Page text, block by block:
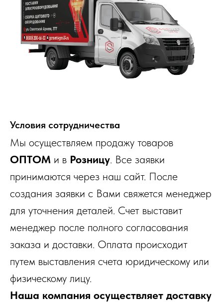
Условия сотрудничества
Мы осуществляем продажу товаров
ОПТОМ и в Розницу. Все заявки
принимаются через наш сайт. После
создания заявки с Вами свяжется менеджер
для уточнения деталей. Счет выставит
менеджер после полного согласования
заказа и доставки. Оплата происходит
путем выставления счета юридическому или
физическому лицу.
Наша компания осуществляет доставку